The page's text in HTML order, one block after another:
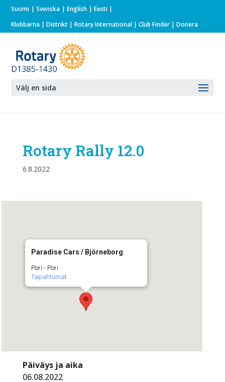
Suomi Svenska English
Eesti
Klubbarna |Distrikt |Rotary International | Club Finder | Donera
Välj en sida
Rotary Rally 12.0
6.8.2022
Paradise Cars / Björneborg
Pori - Pori
Tapahtumat
Päiväys ja aika
06.08.2022